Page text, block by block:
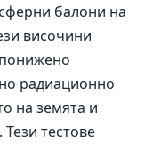
балони на
височини
радиационно
на земята и
тестове